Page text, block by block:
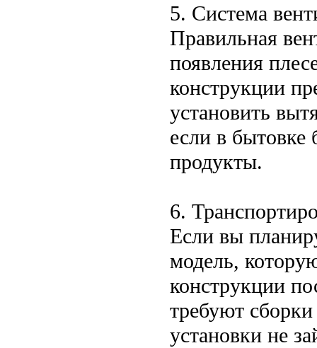
5. Система
Правильная
появления
конструкции
установить
если в бытовке
продукты.
6.
Если вы
модель,
конструкции
требуют
установки не